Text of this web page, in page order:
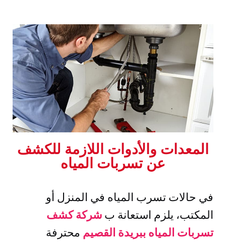
المعدات والأدوات اللازمة للكشف
عن تسربات المياه
في حالات تسرب المياه في المنزل أو
المكتب، يلزم استعانة ب شركة كشف
تسربات المياه ببريدة القصيم محترفة